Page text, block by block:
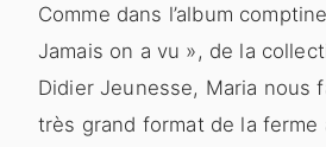
Comme dans l’album
Jamais on a vu », de la
Didier Jeunesse, Maria nous
très grand format de la ferme